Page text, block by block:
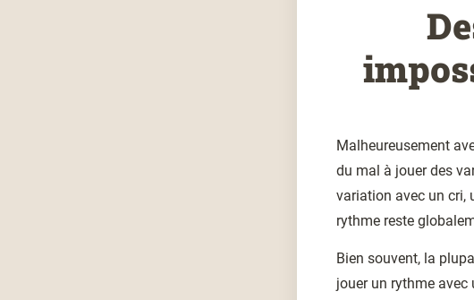
Malheureusement
du mal à jouer des
variation avec un cri,
rythme reste
Bien souvent, la
jouer un rythme avec